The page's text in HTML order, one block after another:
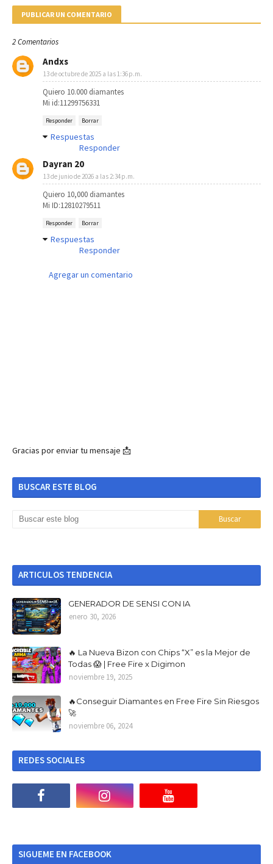
PUBLICAR UN COMENTARIO
2 Comentarios
Andxs
13 de octubre de 2025 a las 1:36 p.m.
Quiero 10.000 diamantes
Mi id:11299756331
Responder Borrar
Respuestas
Responder
Dayran 20
13 de junio de 2026 a las 2:34 p.m.
Quiero 10,000 diamantes
Mi ID:12810279511
Responder Borrar
Respuestas
Responder
Agregar un comentario
Gracias por enviar tu mensaje 📩
BUSCAR ESTE BLOG
ARTICULOS TENDENCIA
GENERADOR DE SENSI CON IA
enero 30, 2026
🔥 La Nueva Bizon con Chips “X” es la Mejor de
Todas 😱 | Free Fire x Digimon
noviembre 19, 2025
🔥Conseguir Diamantes en Free Fire Sin Riesgos
🚀
noviembre 06, 2024
REDES SOCIALES
SIGUEME EN FACEBOOK